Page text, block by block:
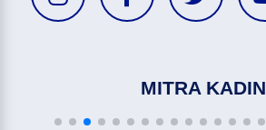
MITRA KADIN